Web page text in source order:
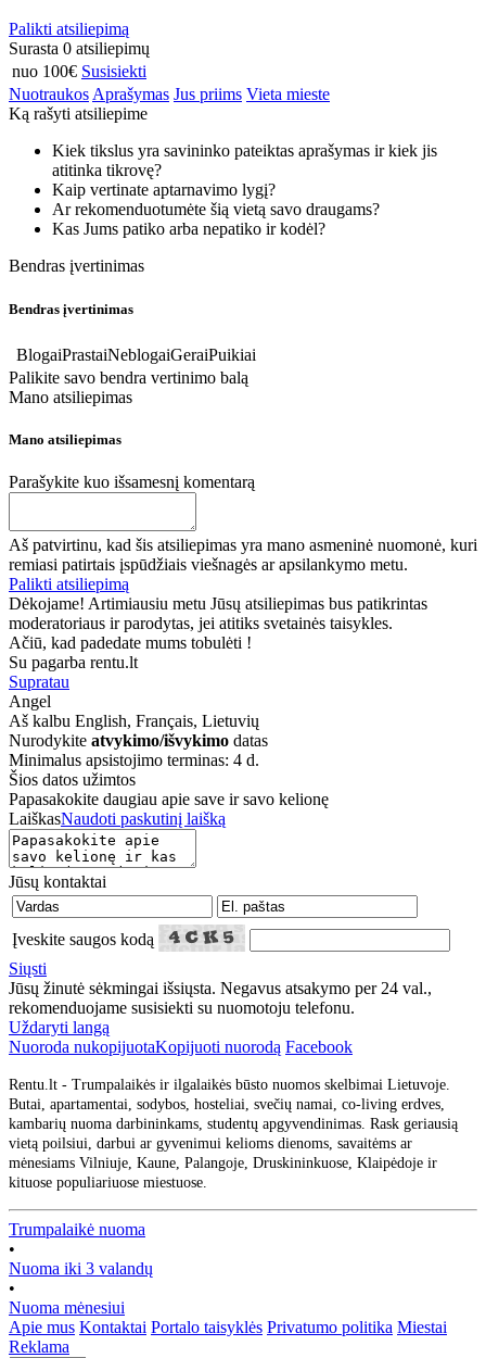
Palikti atsiliepimą
Surasta 0 atsiliepimų
nuo 100€ Susisiekti
NuotraukosAprašymas Jus priims Vieta mieste
Ką rašyti atsiliepime
Kiek tikslus yra savininko pateiktas aprašymas ir kiek jis
atitinka tikrovę?
Kaip vertinate aptarnavimo lygį?
Ar rekomenduotumėte šią vietą savo draugams?
Kas Jums patiko arba nepatiko ir kodėl?
Bendras įvertinimas
Bendras įvertinimas
BlogaiPrastaiNeblogaiGeraiPuikiai
Palikite savo bendra vertinimo balą
Mano atsiliepimas
Mano atsiliepimas
Parašykite kuo išsamesnį komentarą
Aš patvirtinu, kad šis atsiliepimas yra mano asmeninė nuomonė, kuri
remiasi patirtais įspūdžiais viešnagės ar apsilankymo metu.
Palikti atsiliepimą
Dėkojame! Artimiausiu metu Jūsų atsiliepimas bus patikrintas
moderatoriaus ir parodytas, jei atitiks svetainės taisykles.
Ačiū, kad padedate mums tobulėti !
Su pagarba rentu.lt
Supratau
Angel
Aš kalbu English, Français, Lietuvių
Nurodykite atvykimo/išvykimo datas
Minimalus apsistojimo terminas: 4 d.
Šios datos užimtos
Papasakokite daugiau apie save ir savo kelionę
LaiškasNaudoti paskutinį laišką
Jūsų kontaktai
Įveskite saugos kodą
Siųsti
Jūsų žinutė sėkmingai išsiųsta. Negavus atsakymo per 24 val.,
rekomenduojame susisiekti su nuomotoju telefonu.
Uždaryti langą
Nuoroda nukopijuotaKopijuoti nuorodą Facebook
Rentu.lt - Trumpalaikės ir ilgalaikės būsto nuomos skelbimai Lietuvoje.
Butai, apartamentai, sodybos, hosteliai, svečių namai, co-living erdves,
kambarių nuoma darbininkams, studentų apgyvendinimas. Rask geriausią
vietą poilsiui, darbui ar gyvenimui kelioms dienoms, savaitėms ar
mėnesiams Vilniuje, Kaune, Palangoje, Druskininkuose, Klaipėdoje ir
kituose populiariuose miestuose.
Trumpalaikė nuoma
•
Nuoma iki 3 valandų
•
Nuoma mėnesiui
Apie mus Kontaktai Portalo taisyklės Privatumo politika Miestai
Reklama